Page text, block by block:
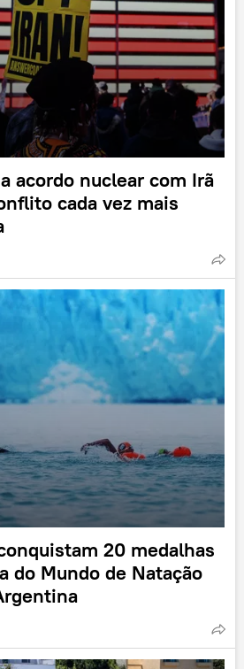
acordo nuclear com Irã
cada vez mais
20 medalhas
do Mundo de Natação